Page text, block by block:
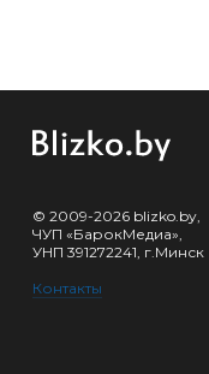
© 2009-2026 blizko.by,
ЧУП «БарокМедиа»,
УНП 391272241, г.Минск
Контакты